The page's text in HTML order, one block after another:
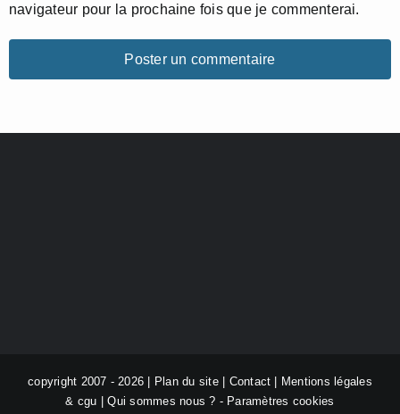
navigateur pour la prochaine fois que je commenterai.
copyright 2007 - 2026 | Plan du site| Contact | Mentions légales
& cgu |Qui sommes nous ? - Paramètres cookies